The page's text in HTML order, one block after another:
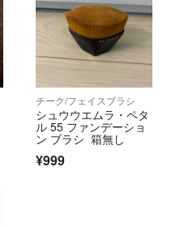
チーク/フェイスブラシ
シュウウエムラ・ペタ
ル 55 ファンデーショ
ン ブラシ 箱無し
¥999